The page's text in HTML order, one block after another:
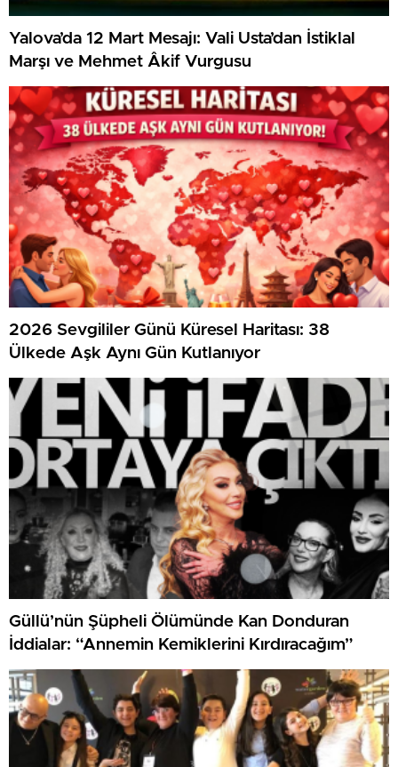
Yalova’da 12 Mart Mesajı: Vali Usta’dan İstiklal
Marşı ve Mehmet Âkif Vurgusu
2026 Sevgililer Günü Küresel Haritası: 38
Ülkede Aşk Aynı Gün Kutlanıyor
Güllü’nün Şüpheli Ölümünde Kan Donduran
İddialar: “Annemin Kemiklerini Kırdıracağım”